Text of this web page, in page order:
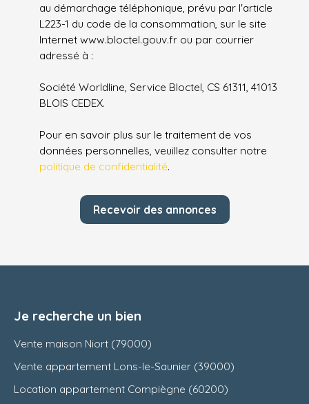
au démarchage téléphonique, prévu par l'article
L223-1 du code de la consommation, sur le site
Internet www.bloctel.gouv.fr ou par courrier
adressé à :
Société Worldline, Service Bloctel, CS 61311, 41013
BLOIS CEDEX.
Pour en savoir plus sur le traitement de vos
données personnelles, veuillez consulter notre
politique de confidentialité.
Recevoir des annonces
Je recherche un bien
Vente maison Niort (79000)
Vente appartement Lons-le-Saunier (39000)
Location appartement Compiègne (60200)